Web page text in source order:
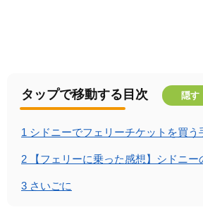
タップで移動する目次 隠す
1 シドニーでフェリーチケットを買う
2 【フェリーに乗った感想】シドニ
3 さいごに